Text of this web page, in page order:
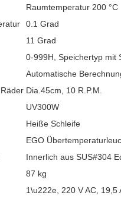
Raumtemperatur 200 °C
0.1 Grad
11 Grad
0-999H, Speichertyp mit
Automatische
Dia.45cm, 10 R.P.M.
UV300W
Heiße Schleife
EGO
Innerlich aus SUS#304
87 kg
1\u222e, 220 V AC, 19,5